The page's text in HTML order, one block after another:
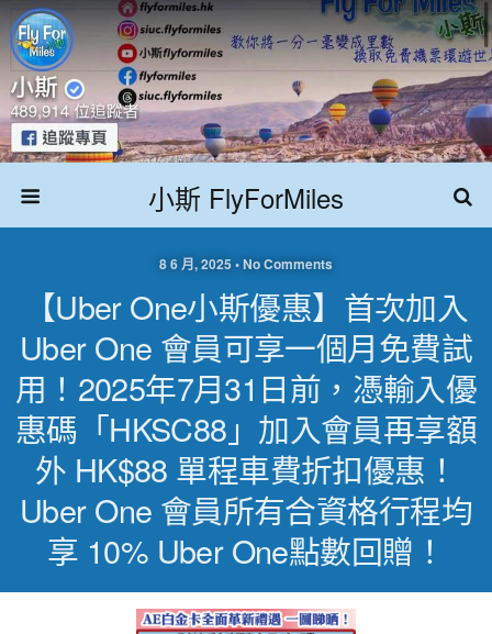
小斯 FlyForMiles
8 6 月, 2025 • No Comments
【Uber One小斯優惠】首次加入
Uber One 會員可享一個月免費試
用！2025年7月31日前，憑輸入優
惠碼「HKSC88」加入會員再享額
外 HK$88 單程車費折扣優惠！
Uber One 會員所有合資格行程均
享 10% Uber One點數回贈！